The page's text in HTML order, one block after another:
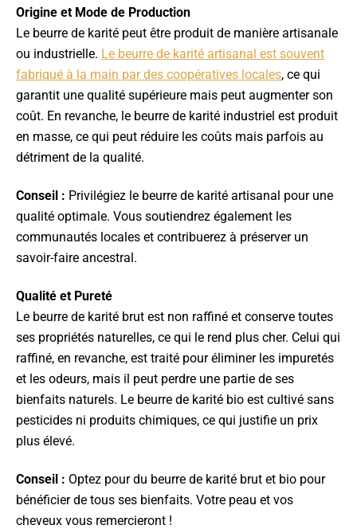
Origine et Mode de Production
Le beurre de karité peut être produit de manière artisanale
ou industrielle. Le beurre de karité artisanal est souvent
fabriqué à la main par des coopératives locales, ce qui
garantit une qualité supérieure mais peut augmenter son
coût. En revanche, le beurre de karité industriel est produit
en masse, ce qui peut réduire les coûts mais parfois au
détriment de la qualité.
Conseil : Privilégiez le beurre de karité artisanal pour une
qualité optimale. Vous soutiendrez également les
communautés locales et contribuerez à préserver un
savoir-faire ancestral.
Qualité et Pureté
Le beurre de karité brut est non raffiné et conserve toutes
ses propriétés naturelles, ce qui le rend plus cher. Celui qui
raffiné, en revanche, est traité pour éliminer les impuretés
et les odeurs, mais il peut perdre une partie de ses
bienfaits naturels. Le beurre de karité bio est cultivé sans
pesticides ni produits chimiques, ce qui justifie un prix
plus élevé.
Conseil : Optez pour du beurre de karité brut et bio pour
bénéficier de tous ses bienfaits. Votre peau et vos
cheveux vous remercieront !